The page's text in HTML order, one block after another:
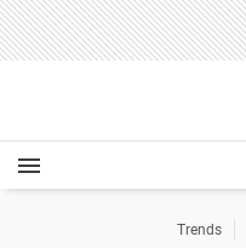
Trends